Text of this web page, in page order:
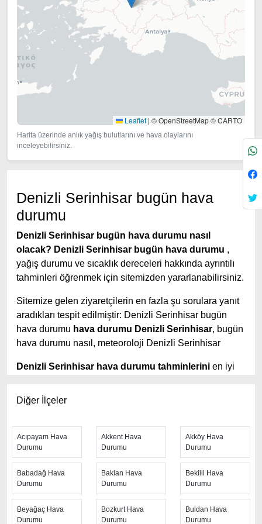
Leaflet | © OpenStreetMap © CARTO
Harita üzerinde anlık yağış bulutlarını ve hava olaylarını
inceleyebilirsiniz.
Denizli Serinhisar bugün hava
durumu
Denizli Serinhisar bugün hava durumu nasıl
olacak? Denizli Serinhisar bugün hava durumu ,
yağış durumu ve sıcaklık dereceleri hakkında ayrıntılı
tahminleri öğrenmek için sitemizden yararlanabilirsiniz.
Sitemize gelen ziyaretçilerin en fazla şu sorulara yanıt
aradıkları tespit edilmiştir: Denizli Serinhisar bugün
hava durumu hava durumu Denizli Serinhisar, bugün
hava durumu nasıl, meteoroloji Denizli Serinhisar
Denizli Serinhisar hava durumu tahminlerini en iyi
durumu
tahminlerini haftalık, aylık ve saatlik hava
durumu olarak ziyaretçilerine aktarıyor. Hava durumu 7
kadar uzatılmış hava tahminleri ile tahminlerinin
yanında daha fazla ayrıntının yer aldığı saatlik hava
durumu tahminlerini bulabilirsiniz. Bu sitede yer alan
geniş tahmin süreleri, kolay ve anlaşılır görseller ile
ziyaretçilerine kaliteli hizmet sunuyor. Ayrıca sitede
güncel Türkiye uydu radar görüntüleri ile bulutların
hareket yönü, yağış ve fırtına takibi yapılabilmektedir.
Diğer İlçeler
Acıpayam Hava
Durumu
Akkent Hava
Durumu
Akköy Hava
Durumu
Babadağ Hava
Durumu
Baklan Hava
Durumu
Bekilli Hava
Durumu
Beyağaç Hava
Durumu
Bozkurt Hava
Durumu
Buldan Hava
Durumu